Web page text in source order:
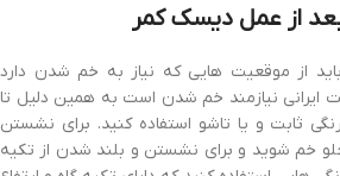
از عمل دیسک کمر
از موقعیت هایی که نیاز به خم شدن دارد
ایرانی نیازمند خم شدن است به همین دلیل تا
ثابت و یا تاشو استفاده کنید. برای نشستن
خم شوید و برای نشستن و بلند شدن از تکیه